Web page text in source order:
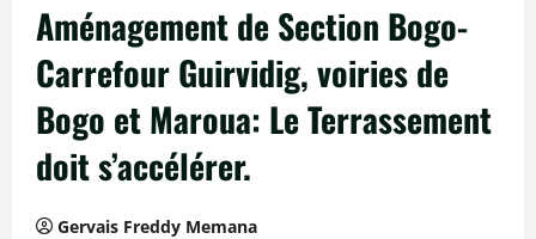
Aménagement de Section Bogo-
Carrefour Guirvidig, voiries de
Bogo et Maroua: Le Terrassement
doit s’accélérer.
Gervais Freddy Memana